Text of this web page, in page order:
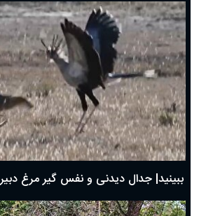
دعای روز ششم ماه رمضان؛ ۵ اسفند ۱۴۰۴
دعای روز پنجم ماه رمضان؛ ۴ اسفند ۱۴۰۴
دعای روز چهارم ماه مبارک رمضان؛ ۳ اسفند ۱۴۰۴
دعای روز سوم ماه مبارک رمضان؛ ۱۴ اسفند ۱۴۰۴
دعای روز دوم ماه مبارک رمضان ۱ اسفند ماه ۱۴۰۴
دعای روز اول ماه مبارک رمضان، ۳۰ بهمن ۱۴۰۴
حضرت زینب(س) چگونه از دنیا رفت؟
بهترین پیامک تبریک روز پدر ۱۴۰۴؛ جملات زیبا و صمیمانه
ببینید| جدال دیدنی و نفس گیر مرغ